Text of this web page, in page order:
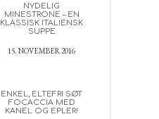
NYDELIG
MINESTRONE – EN
KLASSISK ITALIENSK
SUPPE
15. NOVEMBER 2016
ENKEL, ELTEFRI SØT
FOCACCIA MED
KANEL OG EPLER!